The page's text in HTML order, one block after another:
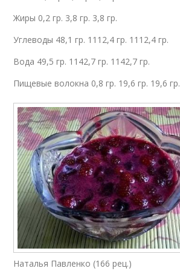
Жиры 0,2 гр. 3,8 гр. 3,8 гр.
Углеводы 48,1 гр. 1112,4 гр. 1112,4 гр.
Вода 49,5 гр. 1142,7 гр. 1142,7 гр.
Пищевые волокна 0,8 гр. 19,6 гр. 19,6 гр.
Наталья Павленко (166 рец.)